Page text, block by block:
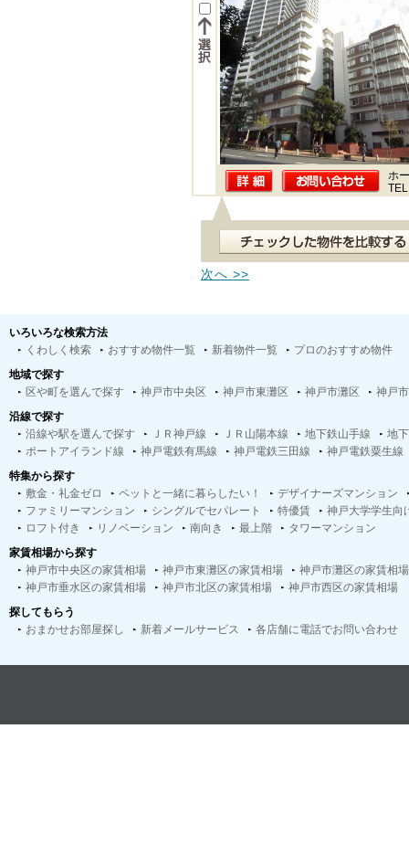
ホ
次へ >>
いろいろな検索方法
くわしく検索
おすすめ物件一覧 新着物件一覧
プロのおすすめ物件
地域で探す
区や町を選んで探す
神戸市中央区 神戸市東灘区 神戸市灘区
神戸
沿線で探す
沿線や駅を選んで探す
ＪＲ神戸線 ＪＲ山陽本線 地下鉄山手線
地
ポートアイランド線
神戸電鉄有馬線 神戸電鉄三田線
神戸電鉄粟生線
特集から探す
敷金・礼金ゼロ
ペットと一緒に暮らしたい！
デザイナーズマンション
ファミリーマンション
シングルでセパレート 特優賃
神戸大学学生向
ロフト付き
リノベーション 南向き 最上階
タワーマンション
家賃相場から探す
神戸市中央区の家賃相場
神戸市東灘区の家賃相場
神戸市灘区の家賃相場
神戸市垂水区の家賃相場
神戸市北区の家賃相場
神戸市西区の家賃相場
探してもらう
おまかせお部屋探し
新着メールサービス 各店舗に電話でお問い合わせ